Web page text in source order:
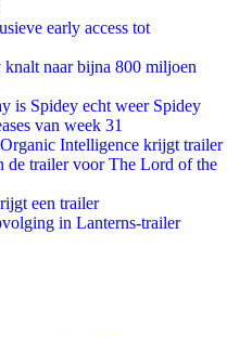
early access tot
naar bijna 800 miljoen
is Spidey echt weer Spidey
van week 31
Intelligence krijgt trailer
de trailer voor The Lord of the
een trailer
in Lanterns-trailer